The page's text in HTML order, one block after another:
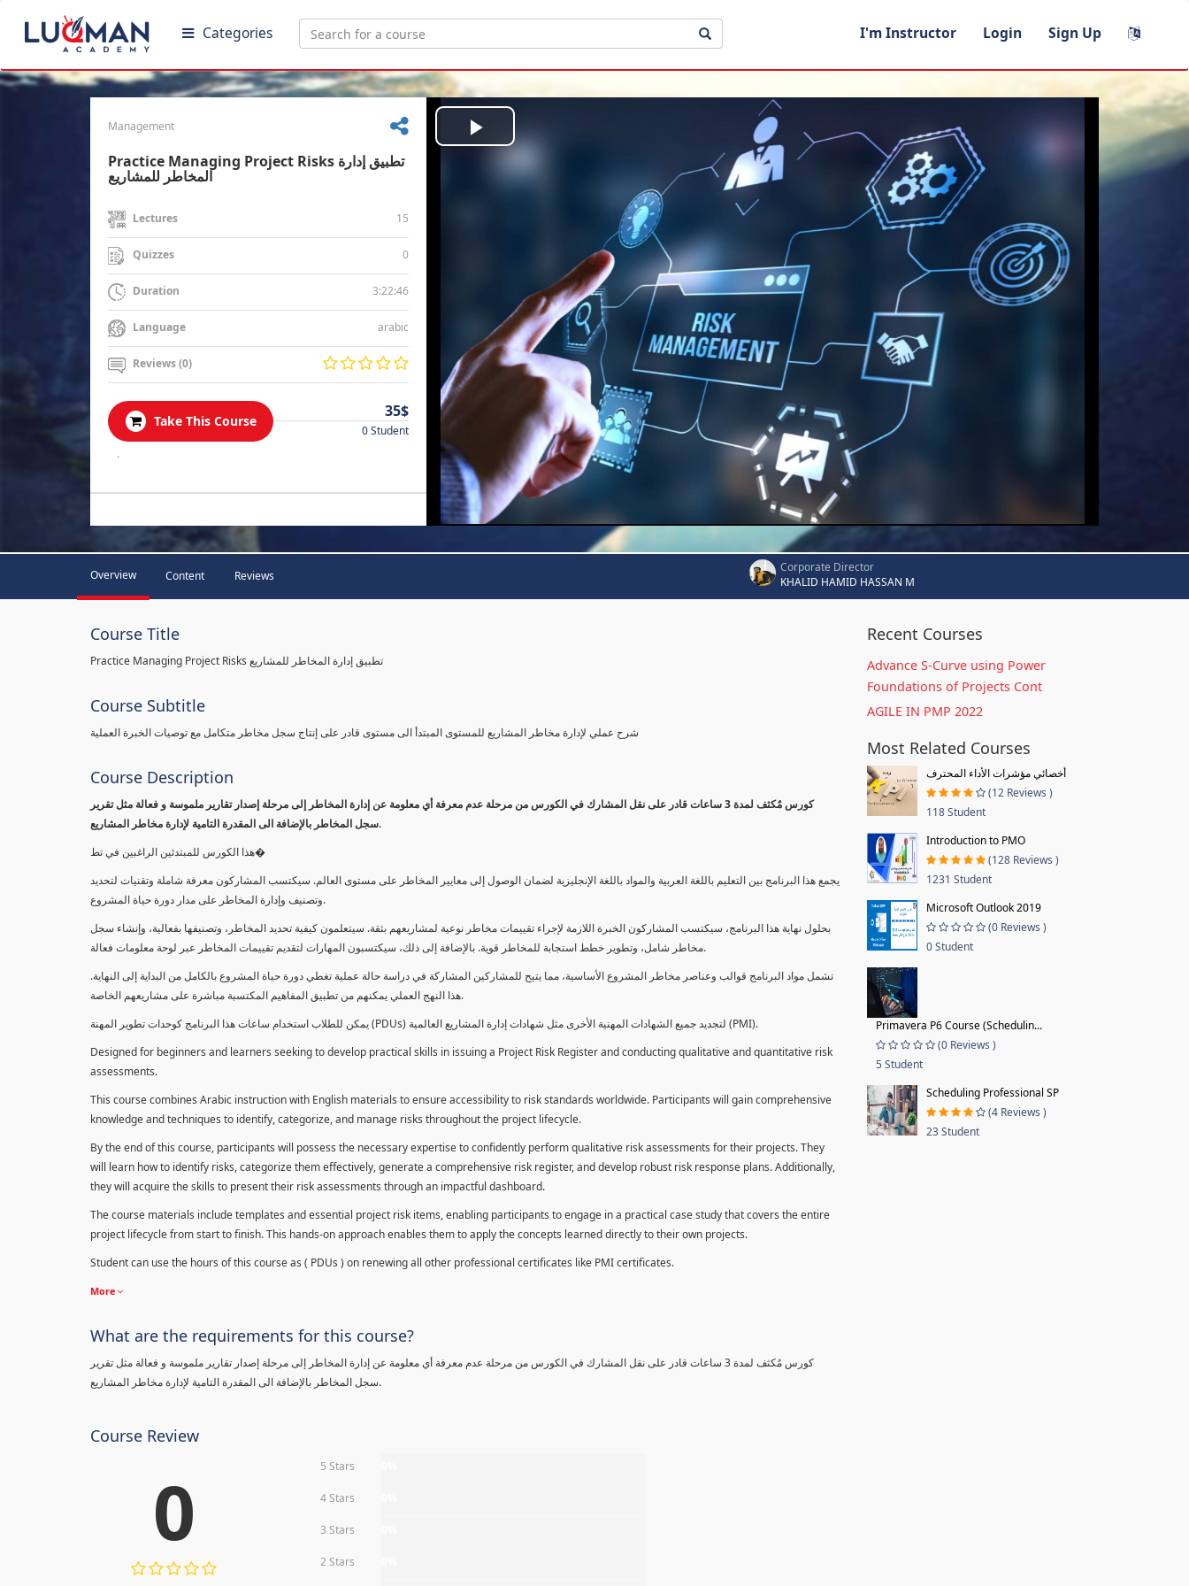
Categories I'm Instructor Login Sign Up
Management
Practice Managing Project Risks تطبيق إدارة
المخاطر للمشاريع
Lectures 15
Quizzes 0
Duration 3:22:46
Language arabic
Reviews (0)
Take This Course
35$
0 Student
.
Play
Video
Overview Content Reviews
Corporate Director
KHALID HAMID HASSAN M
Course Title
Practice Managing Project Risks تطبيق إدارة المخاطر للمشاريع
Course Subtitle
شرح عملي لإدارة مخاطر المشاريع للمستوى المبتدأ الى مستوى قادر على إنتاج سجل مخاطر متكامل مع توصيات الخبرة العملية
Course Description
كورس مٌكثف لمدة 3 ساعات قادر على نقل المشارك في الكورس من مرحلة عدم معرفة أي معلومة عن إدارة المخاطر إلى مرحلة إصدار تقارير ملموسة و فعالة مثل تقرير
سجل المخاطر بالإضافة الى المقدرة التامية لإدارة مخاطر المشاريع.
هذا الكورس للمبتدئين الراغبين في تط�
يجمع هذا البرنامج بين التعليم باللغة العربية والمواد باللغة الإنجليزية لضمان الوصول إلى معايير المخاطر على مستوى العالم. سيكتسب المشاركون معرفة شاملة وتقنيات لتحديد
وتصنيف وإدارة المخاطر على مدار دورة حياة المشروع.
بحلول نهاية هذا البرنامج، سيكتسب المشاركون الخبرة اللازمة لإجراء تقييمات مخاطر نوعية لمشاريعهم بثقة. سيتعلمون كيفية تحديد المخاطر، وتصنيفها بفعالية، وإنشاء سجل
مخاطر شامل، وتطوير خطط استجابة للمخاطر قوية. بالإضافة إلى ذلك، سيكتسبون المهارات لتقديم تقييمات المخاطر عبر لوحة معلومات فعالة.
تشمل مواد البرنامج قوالب وعناصر مخاطر المشروع الأساسية، مما يتيح للمشاركين المشاركة في دراسة حالة عملية تغطي دورة حياة المشروع بالكامل من البداية إلى النهاية.
هذا النهج العملي يمكنهم من تطبيق المفاهيم المكتسبة مباشرة على مشاريعهم الخاصة.
يمكن للطلاب استخدام ساعات هذا البرنامج كوحدات تطوير المهنة (PDUs) لتجديد جميع الشهادات المهنية الأخرى مثل شهادات إدارة المشاريع العالمية (PMI).
Designed for beginners and learners seeking to develop practical skills in issuing a Project Risk Register and conducting qualitative and quantitative risk
assessments.
This course combines Arabic instruction with English materials to ensure accessibility to risk standards worldwide. Participants will gain comprehensive
knowledge and techniques to identify, categorize, and manage risks throughout the project lifecycle.
By the end of this course, participants will possess the necessary expertise to confidently perform qualitative risk assessments for their projects. They
will learn how to identify risks, categorize them effectively, generate a comprehensive risk register, and develop robust risk response plans. Additionally,
they will acquire the skills to present their risk assessments through an impactful dashboard.
The course materials include templates and essential project risk items, enabling participants to engage in a practical case study that covers the entire
project lifecycle from start to finish. This hands-on approach enables them to apply the concepts learned directly to their own projects.
Student can use the hours of this course as ( PDUs ) on renewing all other professional certificates like PMI certificates.
More
What are the requirements for this course?
كورس مٌكثف لمدة 3 ساعات قادر على نقل المشارك في الكورس من مرحلة عدم معرفة أي معلومة عن إدارة المخاطر إلى مرحلة إصدار تقارير ملموسة و فعالة مثل تقرير
سجل المخاطر بالإضافة الى المقدرة التامية لإدارة مخاطر المشاريع.
Course Review
0 5 Stars
4 Stars
3 Stars
2 Stars
Recent Courses
Advance S-Curve using Power
Foundations of Projects Cont
AGILE IN PMP 2022
Most Related Courses
أخصائي مؤشرات الأداء المحترف
(12 Reviews )
118 Student
Introduction to PMO
(128 Reviews )
1231 Student
Microsoft Outlook 2019
(0 Reviews )
0 Student
Primavera P6 Course (Schedulin...
(0 Reviews )
5 Student
Scheduling Professional SP
(4 Reviews )
23 Student